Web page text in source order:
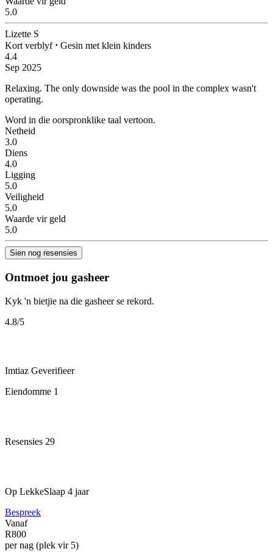
5.0
Lizette S
Kort verblyf ⋅ Gesin met klein kinders
4.4
Sep 2025
Relaxing. The only downside was the pool in the complex wasn't
operating.
Word in die oorspronklike taal vertoon.
Netheid
3.0
Diens
4.0
Ligging
5.0
Veiligheid
5.0
Waarde vir geld
5.0
Sien nog resensies
Ontmoet jou gasheer
Kyk 'n bietjie na die gasheer se rekord.
4.8/5
Imtiaz Geverifieer
Eiendomme 1
Resensies 29
Op LekkeSlaap 4 jaar
Bespreek
Vanaf
R800
per nag (plek vir 5)